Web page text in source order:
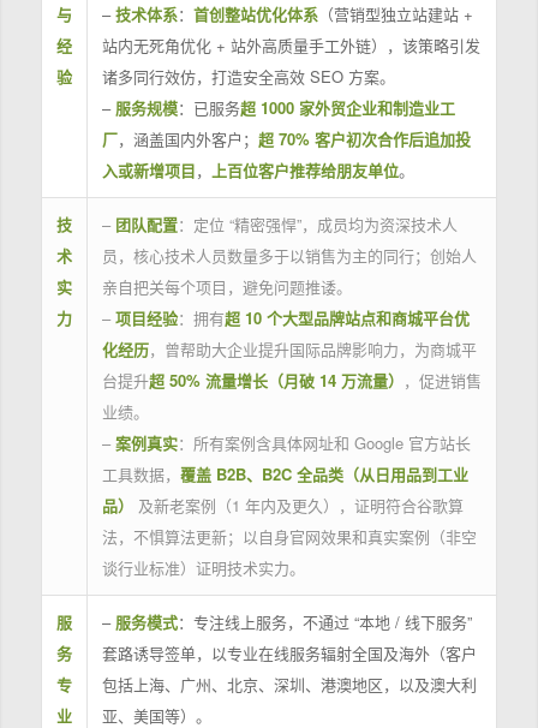
与
经
验
–技术体系： 首创整站优化体系（营销型独立站建站 +
站内无死角优化 + 站外高质量手工外链），该策略引发
诸多同行效仿，打造安全高效 SEO 方案。
– 服务规模：已服务超 1000 家外贸企业和制造业工
厂，涵盖国内外客户； 超 70% 客户初次合作后追加投
入或新增项目， 上百位客户推荐给朋友单位。
技
术
实
力
– 团队配置：定位 “精密强悍”，成员均为资深技术人
员，核心技术人员数量多于以销售为主的同行；创始人
亲自把关每个项目，避免问题推诿。
– 项目经验：拥有超 10 个大型品牌站点和商城平台优
化经历，曾帮助大企业提升国际品牌影响力，为商城平
台提升超 50% 流量增长（月破 14 万流量） ，促进销售
业绩。
– 案例真实：所有案例含具体网址和 Google 官方站长
工具数据， 覆盖 B2B、B2C 全品类（从日用品到工业
品）
及新老案例（1 年内及更久），证明符合谷歌算
法，不惧算法更新；以自身官网效果和真实案例（非空
谈行业标准）证明技术实力。
服
务
专
业
– 服务模式：专注线上服务，不通过 “本地 / 线下服务”
套路诱导签单，以专业在线服务辐射全国及海外（客户
包括上海、广州、北京、深圳、港澳地区，以及澳大利
亚、美国等）。